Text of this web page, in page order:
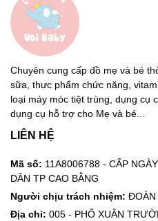
Chuyên cung cấp đồ mẹ và bé
sữa, thực phẩm chức năng,
loại máy móc tiệt trùng, dụng cụ
dụng cụ hỗ trợ cho Mẹ và bé...
LIÊN HỆ
Mã số: 11A8006788 - CẤP
DÂN TP CAO BẰNG
Người chịu trách nhiệm: ĐOÀN
Địa chỉ: 005 - PHỐ XUÂN